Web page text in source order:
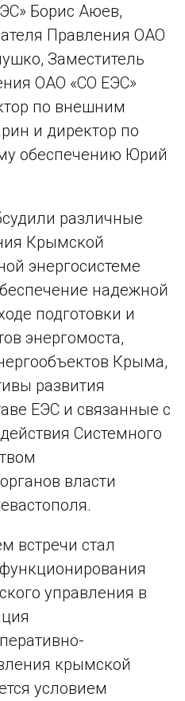
Борис Аюев,
Правления ОАО
Заместитель
ОАО «СО ЕЭС»
по внешним
и директор по
обеспечению Юрий
различные
Крымской
энергосистеме
надежной
подготовки и
энергомоста,
Крыма,
развития
ЕЭС и связанные с
Системного
власти
встречи стал
управления в
крымской
условием